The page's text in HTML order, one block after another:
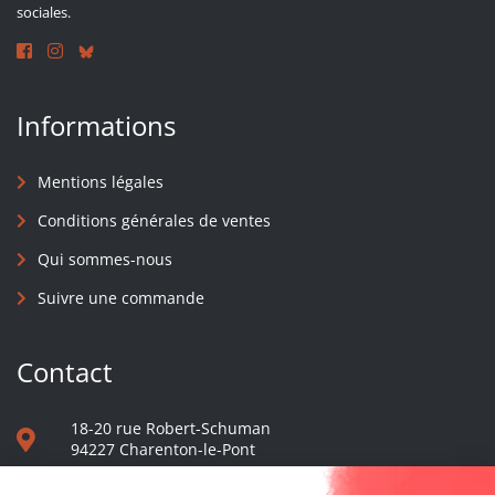
sociales.
Informations
Mentions légales
Conditions générales de ventes
Qui sommes-nous
Suivre une commande
Contact
18-20 rue Robert-Schuman
94227 Charenton-le-Pont